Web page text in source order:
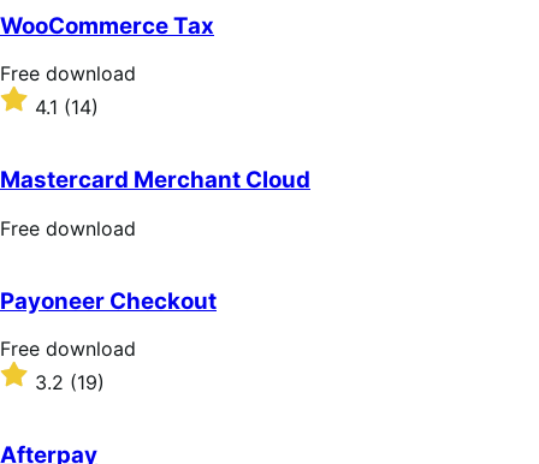
of
5
stars
WooCommerce Tax
Free
download
Free download
Rated
of
5
stars
4.1 (14)
Mastercard Merchant Cloud
Free
Free download
Payoneer Checkout
Free
download
Free download
Rated
of
3.2 (19)
Afterpay